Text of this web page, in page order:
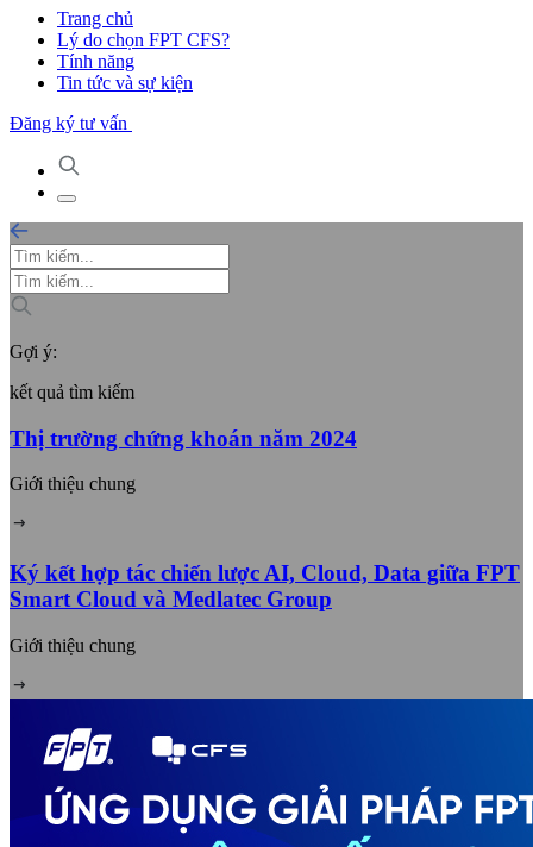
Trang chủ
Lý do chọn FPT CFS?
Tính năng
Tin tức và sự kiện
Đăng ký tư vấn
Gợi ý:
kết quả tìm kiếm
Thị trường chứng khoán năm 2024
Giới thiệu chung
Ký kết hợp tác chiến lược AI, Cloud, Data giữa FPT
Smart Cloud và Medlatec Group
Giới thiệu chung